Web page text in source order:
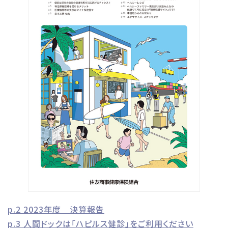
p.2 2023年度 決算報告
p.3 人間ドックは「ハピルス健診」をご利用ください